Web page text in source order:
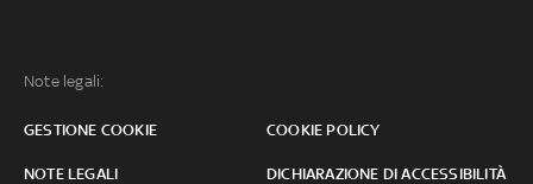
Note legali:
GESTIONE COOKIE COOKIE POLICY
NOTE LEGALI DICHIARAZIONE DI ACCESSIBILITÀ